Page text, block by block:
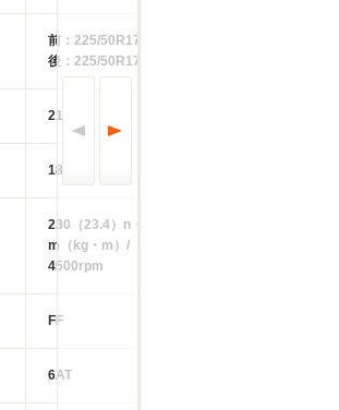
前：225/50R17
後：225/50R17
2198cc
185ps
230（23.4）n・
m（kg・m）/
4500rpm
FF
6AT